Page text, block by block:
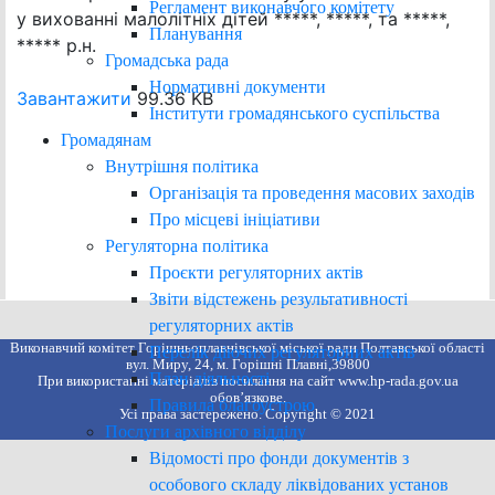
Регламент виконавчого комітету
Планування
Громадська рада
Нормативні документи
Інститути громадянського суспільства
Громадянам
Внутрішня політика
Організація та проведення масових заходів
Про місцеві ініціативи
Регуляторна політика
Проєкти регуляторних актів
Звіти відстежень результативності
регуляторних актів
Перелік діючих регуляторних актів
План діяльності
Правила благоустрою
Послуги архівного відділу
Відомості про фонди документів з
особового складу ліквідованих установ
у вихованні малолітніх дітей *****, *****, та *****,
***** р.н.
Завантажити 99.36 KB
Виконавчий комітет Горішньоплавнівської міської ради Полтавської області
вул. Миру, 24, м. Горішні Плавні,39800
При використанні матеріалів посилання на сайт www.hp-rada.gov.ua
обов’язкове.
Усі права застережено. Copyright © 2021